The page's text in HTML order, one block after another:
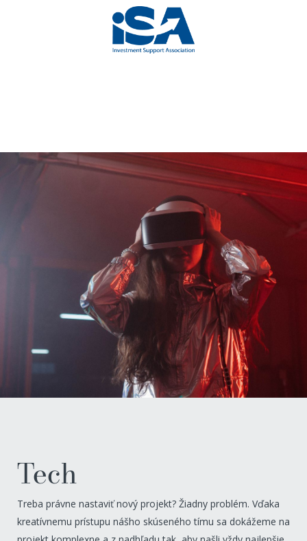
Tech
Treba právne nastaviť nový projekt? Žiadny problém. Vďaka
kreatívnemu prístupu nášho skúseného tímu sa dokážeme na